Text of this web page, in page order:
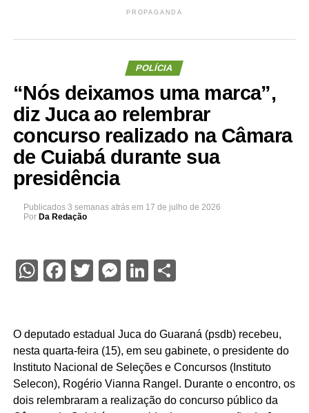
PROPAGANDA
POLÍCIA
“Nós deixamos uma marca”,
diz Juca ao relembrar
concurso realizado na Câmara
de Cuiabá durante sua
presidência
Publicados 3 semanas atrás em 17 de julho de 2026
Por Da Redação
WhatsApp
Facebook
Twitter
Messenger
LinkedIn
Share
O deputado estadual Juca do Guaraná (psdb) recebeu,
nesta quarta-feira (15), em seu gabinete, o presidente do
Instituto Nacional de Seleções e Concursos (Instituto
Selecon), Rogério Vianna Rangel. Durante o encontro, os
dois relembraram a realização do concurso público da